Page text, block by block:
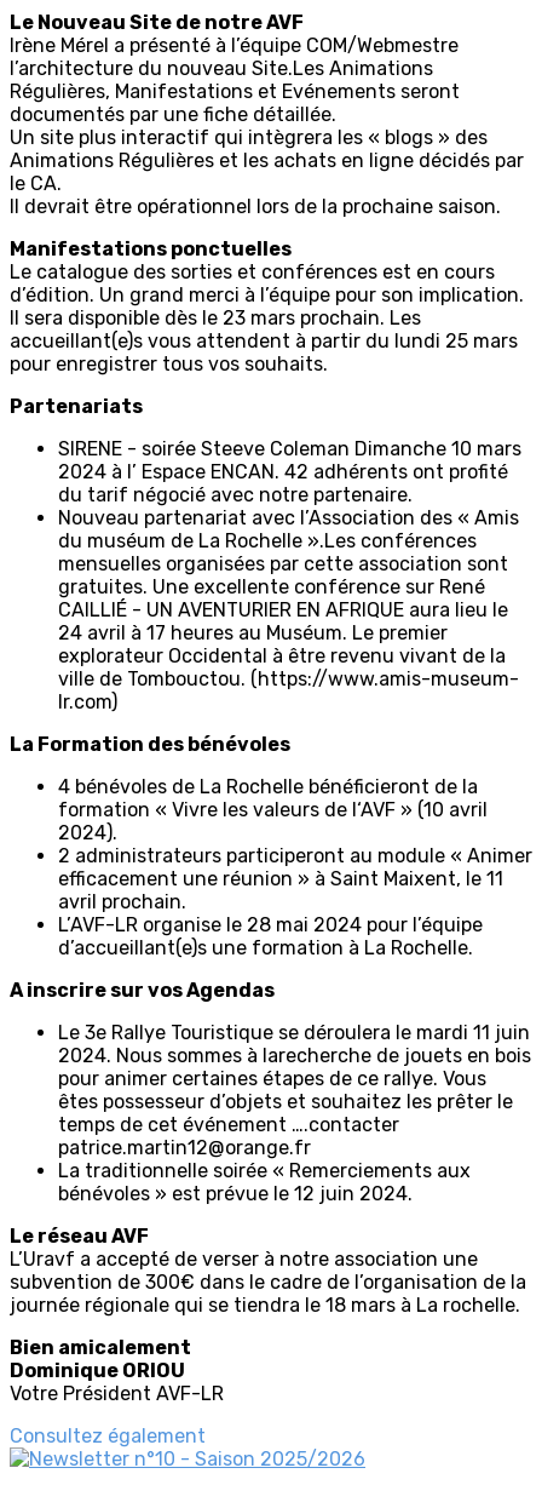
Le Nouveau Site de notre AVF
Irène Mérel a présenté à l’équipe COM/Webmestre
l’architecture du nouveau Site.Les Animations
Régulières, Manifestations et Evénements seront
documentés par une fiche détaillée.
Un site plus interactif qui intègrera les « blogs » des
Animations Régulières et les achats en ligne décidés par
le CA.
Il devrait être opérationnel lors de la prochaine saison.
Manifestations ponctuelles
Le catalogue des sorties et conférences est en cours
d’édition. Un grand merci à l’équipe pour son implication.
Il sera disponible dès le 23 mars prochain. Les
accueillant(e)s vous attendent à partir du lundi 25 mars
pour enregistrer tous vos souhaits.
Partenariats
SIRENE - soirée Steeve Coleman Dimanche 10 mars
2024 à l’ Espace ENCAN. 42 adhérents ont profité
du tarif négocié avec notre partenaire.
Nouveau partenariat avec l’Association des « Amis
du muséum de La Rochelle ».Les conférences
mensuelles organisées par cette association sont
gratuites. Une excellente conférence sur René
CAILLIÉ - UN AVENTURIER EN AFRIQUE aura lieu le
24 avril à 17 heures au Muséum. Le premier
explorateur Occidental à être revenu vivant de la
ville de Tombouctou. (https://www.amis-museum-
lr.com)
La Formation des bénévoles
4 bénévoles de La Rochelle bénéficieront de la
formation « Vivre les valeurs de l‘AVF » (10 avril
2024).
2 administrateurs participeront au module « Animer
efficacement une réunion » à Saint Maixent, le 11
avril prochain.
L’AVF-LR organise le 28 mai 2024 pour l’équipe
d’accueillant(e)s une formation à La Rochelle.
A inscrire sur vos Agendas
Le 3e Rallye Touristique se déroulera le mardi 11 juin
2024. Nous sommes à larecherche de jouets en bois
pour animer certaines étapes de ce rallye. Vous
êtes possesseur d’objets et souhaitez les prêter le
temps de cet événement ….contacter
patrice.martin12@orange.fr
La traditionnelle soirée « Remerciements aux
bénévoles » est prévue le 12 juin 2024.
Le réseau AVF
L’Uravf a accepté de verser à notre association une
subvention de 300€ dans le cadre de l’organisation de la
journée régionale qui se tiendra le 18 mars à La rochelle.
Bien amicalement
Dominique ORIOU
Votre Président AVF-LR
Consultez également